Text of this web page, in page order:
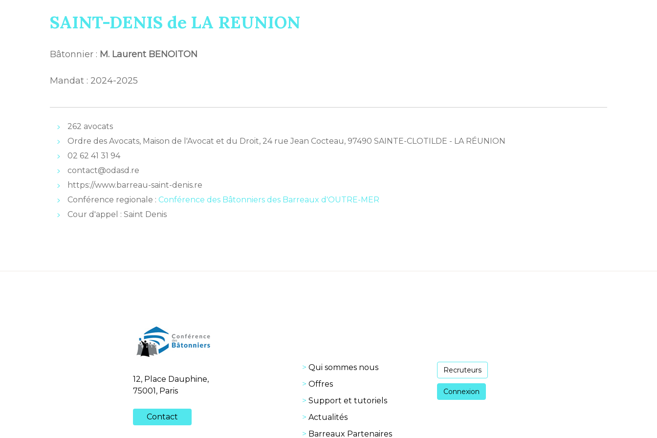
SAINT-DENIS de LA REUNION
Bâtonnier : M. Laurent BENOITON
Mandat : 2024-2025
262 avocats
Ordre des Avocats, Maison de l'Avocat et du Droit, 24 rue Jean Cocteau, 97490 SAINTE-CLOTILDE - LA RÉUNION
02 62 41 31 94
contact@odasd.re
https://www.barreau-saint-denis.re
Conférence regionale : Conférence des Bâtonniers des Barreaux d'OUTRE-MER
Cour d'appel : Saint Denis
12, Place Dauphine,
75001, Paris
Contact
Qui sommes nous
Offres
Support et tutoriels
Actualités
Barreaux Partenaires
Recruteurs
Connexion